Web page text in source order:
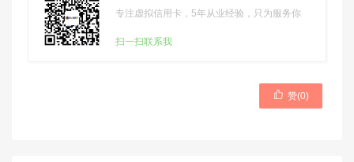
专注虚拟信用卡，5年从业经验，只为服务你
扫一扫联系我
 赞(0)